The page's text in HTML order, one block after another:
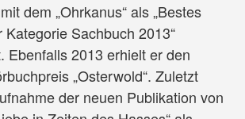
dem „Ohrkanus“ als „Bestes
Sachbuch 2013“
Ebenfalls 2013 erhielt er den
„Osterwold“. Zuletzt
der neuen Publikation von